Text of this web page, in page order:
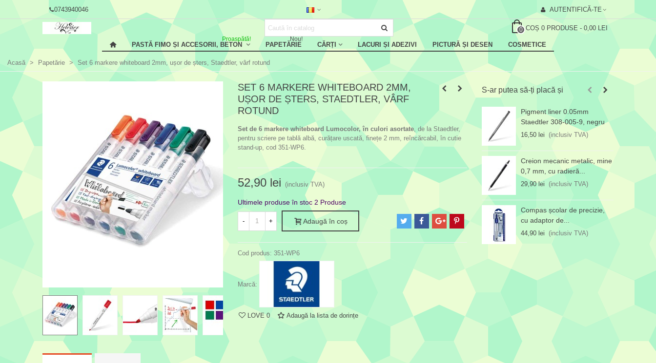
0743940046 AUTENTIFICĂ-TE
0 COȘ 0 PRODUSE - 0,00 LEI
PASTĂ FIMO ȘI ACCESORII, BETON
Proaspătă!
PAPETĂRIE
Nou!
CĂRȚI LACURI ȘI ADEZIVI PICTURĂ ȘI DESEN COSMETICE
Acasă > Papetărie > Set 6 markere whiteboard 2mm, ușor de șters, Staedtler, vârf rotund
SET 6 MARKERE WHITEBOARD 2MM,
UȘOR DE ȘTERS, STAEDTLER, VÂRF
ROTUND
Set de 6 markere whiteboard Lumocolor, în culori asortate, de la Staedtler,
pentru scriere pe tablă albă, curățare uscată, finețe 2 mm, reîncărcabil, în cutie
stand-up, cod 351-WP6.
52,90 lei (inclusiv TVA)
Ultimele produse în stoc 2 Produse
- + Adaugă în coș
Cod produs: 351-WP6
Marcă:
LOVE 0 Adaugă la lista de dorințe
S-ar putea să-ți placă și
Pigment liner 0.05mm
Staedtler 308-005-9, negru
16,50 lei (inclusiv TVA)
Creion mecanic metalic, mine
0,7 mm, cu radieră...
29,90 lei (inclusiv TVA)
Compas școlar de precizie,
cu adaptor de...
44,90 lei (inclusiv TVA)